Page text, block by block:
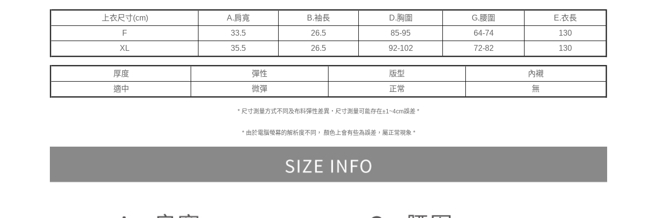
上衣尺寸(cm) A.肩寬 B.袖長 D.胸圍 G.腰圍
E.衣長
F
33.5 26.5 85-95 64-74
130
XL
35.5 26.5 92-102 72-82 130
厚度 彈性 版型
內襯
適中
微彈 正常 無
* 尺寸測量方式不同及布料彈性差異‧尺寸測量可能存在±1~4cm誤差 *
* 由於電腦螢幕的解析度不同， 顏色上會有些為誤差，屬正常現象 *